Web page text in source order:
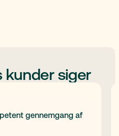
kunder siger
gennemgang af